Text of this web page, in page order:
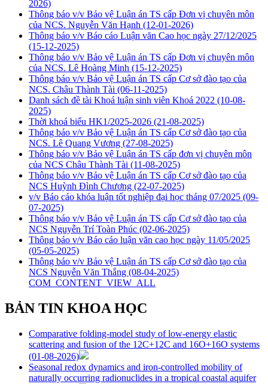
2026)
Thông báo v/v Bảo vệ Luận án TS cấp Đơn vị chuyên môn
của NCS. Nguyễn Văn Hạnh (12-01-2026)
Thông báo v/v Báo cáo Luận văn Cao học ngày 27/12/2025
(15-12-2025)
Thông báo v/v Bảo vệ Luận án TS cấp Đơn vị chuyên môn
của NCS. Lê Hoàng Minh (15-12-2025)
Thông báo v/v Bảo vệ Luận án TS cấp Cơ sở đào tạo của
NCS. Châu Thành Tài (06-11-2025)
Danh sách đề tài Khoá luận sinh viên Khoá 2022 (10-08-
2025)
Thời khoá biểu HK1/2025-2026 (21-08-2025)
Thông báo v/v Bảo vệ Luận án TS cấp Cơ sở đào tạo của
NCS. Lê Quang Vương (27-08-2025)
Thông báo v/v Bảo vệ Luận án TS cấp đơn vị chuyên môn
của NCS Châu Thành Tài (11-08-2025)
Thông báo v/v Bảo vệ Luận án TS cấp Cơ sở đào tạo của
NCS Huỳnh Đình Chương (22-07-2025)
v/v Báo cáo khóa luận tốt nghiệp đại học tháng 07/2025 (09-
07-2025)
Thông báo v/v Bảo vệ Luận án TS cấp Cơ sở đào tạo của
NCS Nguyễn Trí Toàn Phúc (02-06-2025)
Thông báo v/v Báo cáo luận văn cao học ngày 11/05/2025
(05-05-2025)
Thông báo v/v Bảo vệ Luận án TS cấp Cơ sở đào tạo của
NCS Nguyễn Văn Thắng (08-04-2025)
COM_CONTENT_VIEW_ALL
BẢN TIN KHOA HỌC
Comparative folding-model study of low-energy elastic
scattering and fusion of the 12C+12C and 16O+16O systems
(01-08-2026)
Seasonal redox dynamics and iron‑controlled mobility of
naturally occurring radionuclides in a tropical coastal aquifer